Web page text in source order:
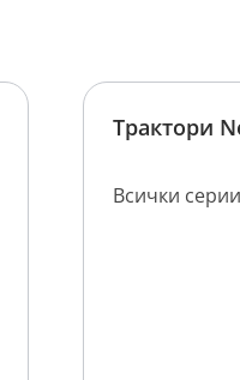
Трактори
Всички